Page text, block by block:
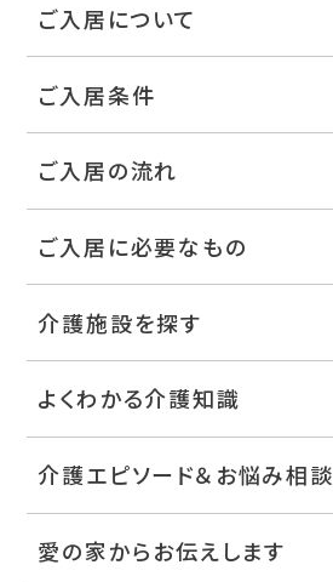
ご入居について
ご入居条件
ご入居の流れ
ご入居に必要なもの
介護施設を探す
よくわかる介護知識
介護エピソード＆お悩み相談
愛の家からお伝えします